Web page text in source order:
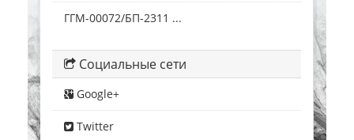
ГГМ-00072/БП-2311 ...
Социальные сети
Google+
Twitter